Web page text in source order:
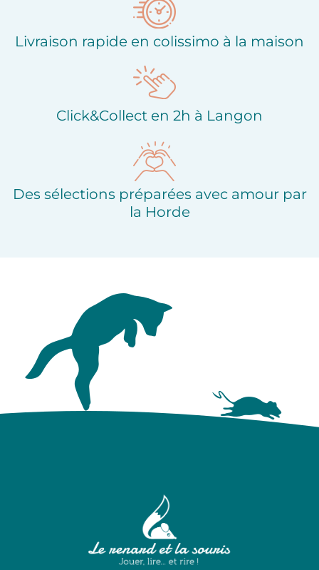
Livraison rapide en colissimo à la maison
Click&Collect en 2h à Langon
Des sélections préparées avec amour par
la Horde